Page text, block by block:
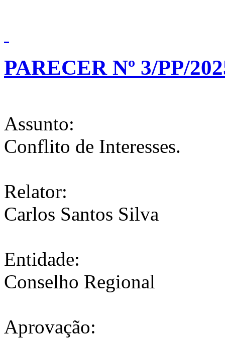
PARECER Nº 3/PP/
Assunto:
Conflito de Interesses.
Relator:
Carlos Santos Silva
Entidade:
Conselho Regional
Aprovação: